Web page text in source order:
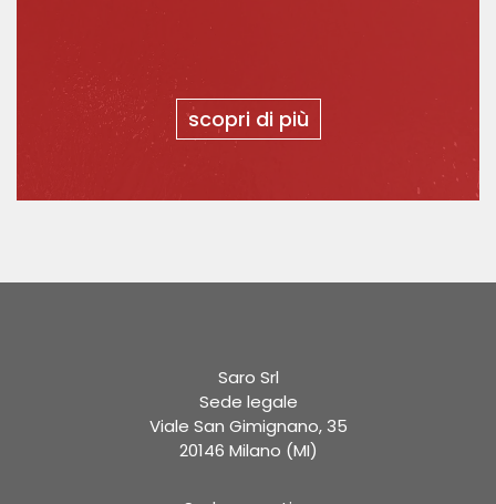
scopri di più
Saro Srl
Sede legale
Viale San Gimignano, 35
20146 Milano (MI)